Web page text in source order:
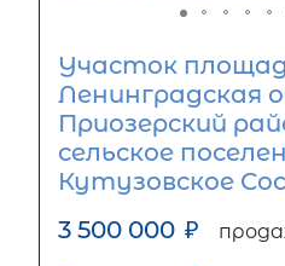
Участок
Ленинградская
Приозерский
сельское
Кутузовское
3 500 000 ₽